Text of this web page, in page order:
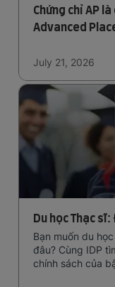
Chứng chỉ AP
Advanced
July 21, 2026
Du học Thạc
Bạn muốn du
đâu? Cùng IDP
chính sách của